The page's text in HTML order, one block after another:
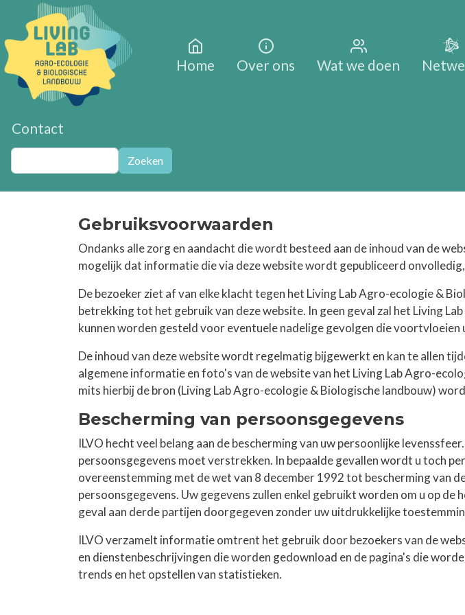
Overslaan en naar de inhoud gaan
Home Over ons Wat we doen
Contact
Zoeken Zoeken
Gebruiksvoorwaarden
Ondanks alle zorg en aandacht die wordt besteed aan de inhoud van de
mogelijk dat informatie die via deze website wordt gepubliceerd
De bezoeker ziet af van elke klacht tegen het Living Lab Agro-ecologie &
betrekking tot het gebruik van deze website. In geen geval zal het Living
kunnen worden gesteld voor eventuele nadelige gevolgen die
De inhoud van deze website wordt regelmatig bijgewerkt en kan te allen
algemene informatie en foto's van de website van het Living Lab Agro-
mits hierbij de bron (Living Lab Agro-ecologie & Biologische landbouw)
Bescherming van persoonsgegevens
ILVO hecht veel belang aan de bescherming van uw persoonlijke
persoonsgegevens moet verstrekken. In bepaalde gevallen wordt u toch
overeenstemming met de wet van 8 december 1992 tot bescherming van
persoonsgegevens. Uw gegevens zullen enkel gebruikt worden om u op
geval aan derde partijen doorgegeven zonder uw uitdrukkelijke
ILVO verzamelt informatie omtrent het gebruik door bezoekers van de
en dienstenbeschrijvingen die worden gedownload en de pagina's die
trends en het opstellen van statistieken.